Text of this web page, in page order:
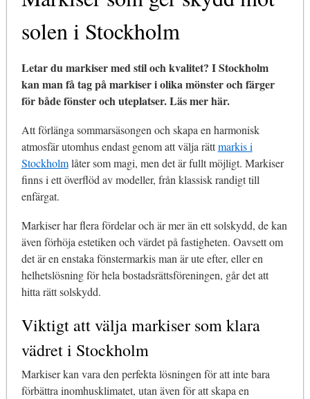
solen i Stockholm
Letar du markiser med stil och kvalitet? I Stockholm
kan man få tag på markiser i olika mönster och färger
för både fönster och uteplatser. Läs mer här.
Att förlänga sommarsäsongen och skapa en harmonisk
atmosfär utomhus endast genom att välja rättmarkis i
Stockholmlåter som magi, men det är fullt möjligt. Markiser
finns i ett överflöd av modeller, från klassisk randigt till
enfärgat.
Markiser har flera fördelar och är mer än ett solskydd, de kan
även förhöja estetiken och värdet på fastigheten. Oavsett om
det är en enstaka fönstermarkis man är ute efter, eller en
helhetslösning för hela bostadsrättsföreningen, går det att
hitta rätt solskydd.
Viktigt att välja markiser som klara
vädret i Stockholm
Markiser kan vara den perfekta lösningen för att inte bara
förbättra inomhusklimatet, utan även för att skapa en